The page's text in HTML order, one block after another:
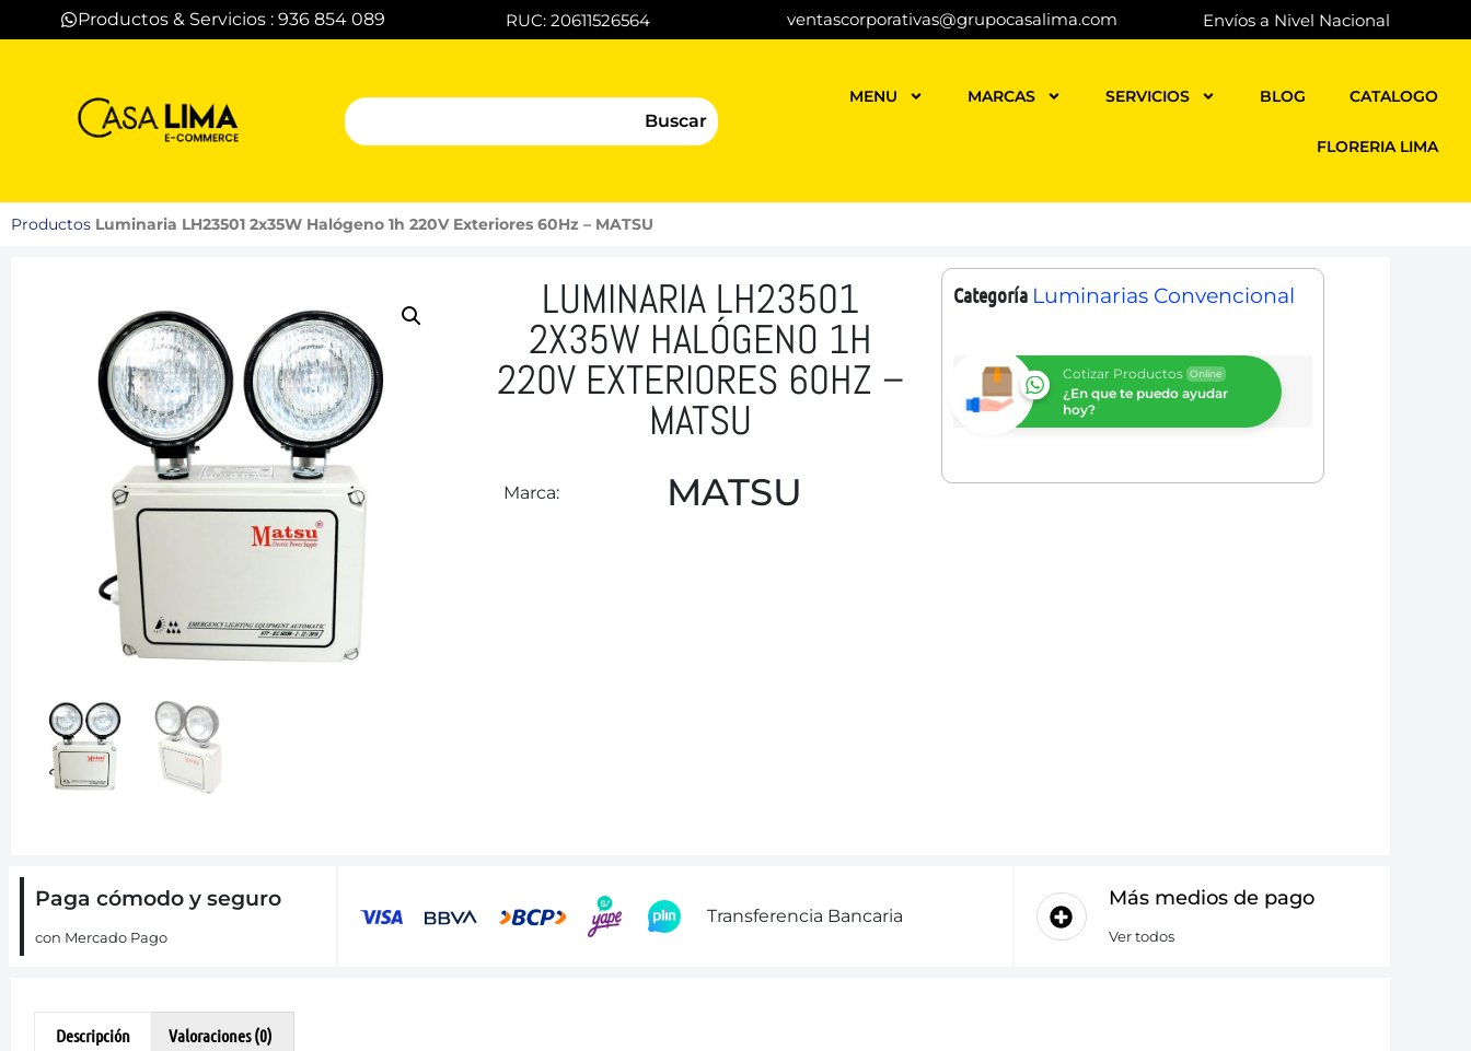
Productos & Servicios : 936 854 089 RUC: 20611526564 ventascorporativas@grupocasalima.com Envíos a Nivel Nacional
Buscar
MENU MARCAS SERVICIOS BLOG CATALOGO
FLORERIA LIMA
Productos Luminaria LH23501 2x35W Halógeno 1h 220V Exteriores 60Hz – MATSU
LUMINARIA LH23501
2X35W HALÓGENO 1H
220V EXTERIORES 60HZ –
MATSU
Marca: MATSU
Categoría Luminarias Convencional
Cotizar Productos Online
¿En que te puedo ayudar
hoy?
Paga cómodo y seguro
con Mercado Pago
Transferencia Bancaria
Más medios de pago
Ver todos
Descripción Valoraciones (0)